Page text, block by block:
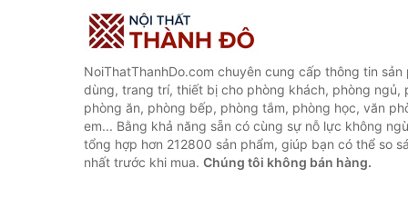
NoiThatThanhDo.com chuyên cung cấp thông tin sản
dùng, trang trí, thiết bị cho phòng khách, phòng ngủ,
phòng ăn, phòng bếp, phòng tắm, phòng học, văn
em... Bằng khả năng sẵn có cùng sự nỗ lực không
tổng hợp hơn 212800 sản phẩm, giúp bạn có thể so
nhất trước khi mua. Chúng tôi không bán hàng.